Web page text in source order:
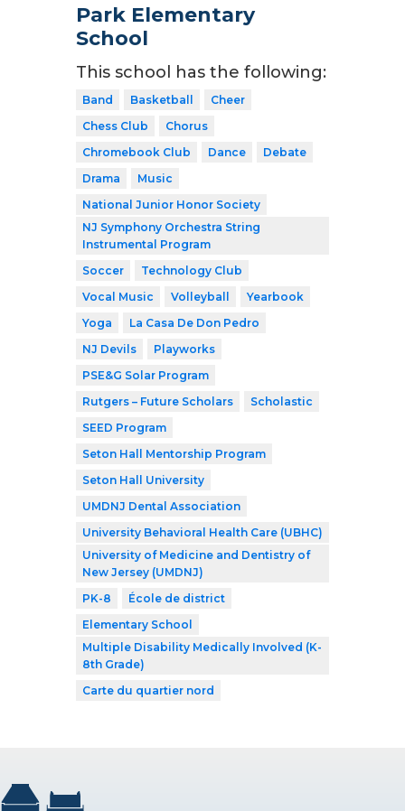
Park Elementary
School
This school has the following:
Band Basketball
Cheer
Chess Club
Chorus
Chromebook Club
Dance
Debate
Drama
Music
National Junior Honor Society
NJ Symphony Orchestra String
Instrumental Program
Soccer
Technology Club
Vocal Music
Volleyball
Yearbook
Yoga
La Casa De Don Pedro
NJ Devils
Playworks
PSE&G Solar Program
Rutgers – Future Scholars
Scholastic
SEED Program
Seton Hall Mentorship Program
Seton Hall University
UMDNJ Dental Association
University Behavioral Health Care (UBHC)
University of Medicine and Dentistry of
New Jersey (UMDNJ)
PK-8
École de district
Elementary School
Multiple Disability Medically Involved (K-
8th Grade)
Carte du quartier nord